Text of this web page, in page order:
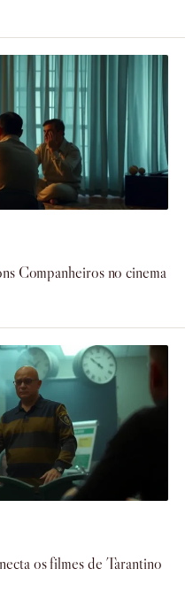
Companheiros no cinema
os filmes de Tarantino